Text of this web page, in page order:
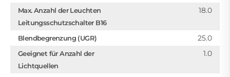
Max. Anzahl der Leuchten
Leitungsschutzschalter B16
18.0
Blendbegrenzung (UGR) 25.0
Geeignet für Anzahl der
Lichtquellen
1.0